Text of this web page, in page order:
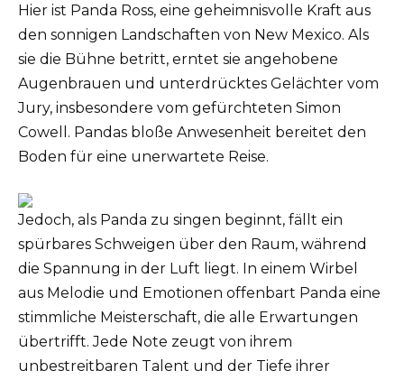
Hier ist Panda Ross, eine geheimnisvolle Kraft aus
den sonnigen Landschaften von New Mexico. Als
sie die Bühne betritt, erntet sie angehobene
Augenbrauen und unterdrücktes Gelächter vom
Jury, insbesondere vom gefürchteten Simon
Cowell. Pandas bloße Anwesenheit bereitet den
Boden für eine unerwartete Reise.
Jedoch, als Panda zu singen beginnt, fällt ein
spürbares Schweigen über den Raum, während
die Spannung in der Luft liegt. In einem Wirbel
aus Melodie und Emotionen offenbart Panda eine
stimmliche Meisterschaft, die alle Erwartungen
übertrifft. Jede Note zeugt von ihrem
unbestreitbaren Talent und der Tiefe ihrer